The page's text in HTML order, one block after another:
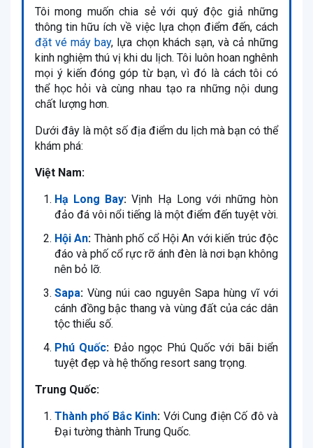
Tôi mong muốn chia sẻ với quý độc giả những
thông tin hữu ích về việc lựa chọn điểm đến, cách
đặt vé máy bay, lựa chọn khách sạn, và cả những
kinh nghiệm thú vị khi du lịch. Tôi luôn hoan nghênh
mọi ý kiến đóng góp từ bạn, vì đó là cách tôi có
thể học hỏi và cùng nhau tạo ra những nội dung
chất lượng hơn.
Dưới đây là một số địa điểm du lịch mà bạn có thể
khám phá:
Việt Nam:
Hạ Long Bay: Vịnh Hạ Long với những hòn
đảo đá vôi nổi tiếng là một điểm đến tuyệt vời.
Hội An: Thành phố cổ Hội An với kiến trúc độc
đáo và phố cổ rực rỡ ánh đèn là nơi bạn không
nên bỏ lỡ.
Sapa: Vùng núi cao nguyên Sapa hùng vĩ với
cánh đồng bậc thang và vùng đất của các dân
tộc thiểu số.
Phú Quốc: Đảo ngọc Phú Quốc với bãi biển
tuyệt đẹp và hệ thống resort sang trọng.
Trung Quốc:
Thành phố Bắc Kinh: Với Cung điện Cố đô và
Đại tường thành Trung Quốc.